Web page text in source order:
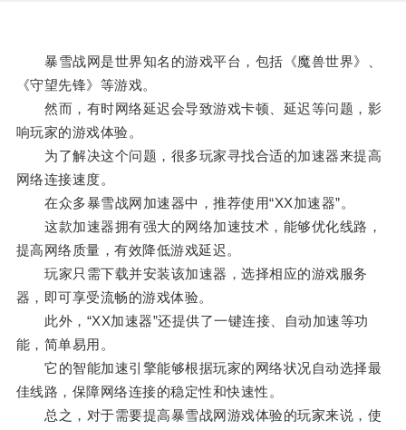
暴雪战网是世界知名的游戏平台，包括《魔兽世界》、
《守望先锋》等游戏。
然而，有时网络延迟会导致游戏卡顿、延迟等问题，影
响玩家的游戏体验。
为了解决这个问题，很多玩家寻找合适的加速器来提高
网络连接速度。
在众多暴雪战网加速器中，推荐使用“XX加速器”。
这款加速器拥有强大的网络加速技术，能够优化线路，
提高网络质量，有效降低游戏延迟。
玩家只需下载并安装该加速器，选择相应的游戏服务
器，即可享受流畅的游戏体验。
此外，“XX加速器”还提供了一键连接、自动加速等功
能，简单易用。
它的智能加速引擎能够根据玩家的网络状况自动选择最
佳线路，保障网络连接的稳定性和快速性。
总之，对于需要提高暴雪战网游戏体验的玩家来说，使